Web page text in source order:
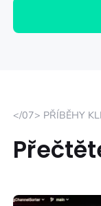
</07> PŘÍBĚHY